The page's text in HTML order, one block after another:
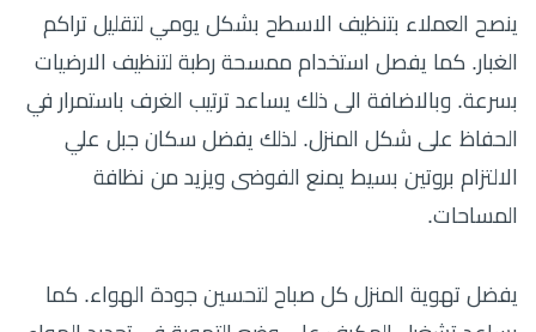
ينصح العملاء بتنظيف الاسطح بشكل يومي لتقليل تراكم
الغبار. كما يفصل استخدام ممسحة رطبة لتنظيف الارضيات
بسرعة. وبالاضافة الى ذلك يساعد ترتيب الغرف باستمرار في
الحفاظ على شكل المنزل. لذلك يفضل سكان جبل علي
الالتزام بروتين بسيط يمنع الفوضى ويزيد من نظافة
المساحات.
يفضل تهوية المنزل كل صباح لتحسين جودة الهواء. كما